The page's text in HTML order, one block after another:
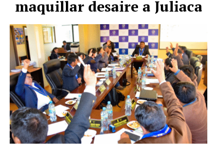
maquillar desaire a Juliaca